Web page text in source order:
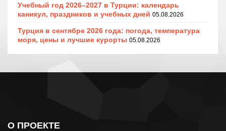
Учебный год 2026–2027 в Турции: календарь
каникул, праздников и учебных дней 05.08.2026
Турция в сентябре 2026 года: погода, температура
моря, цены и лучшие курорты 05.08.2026
О ПРОЕКТЕ